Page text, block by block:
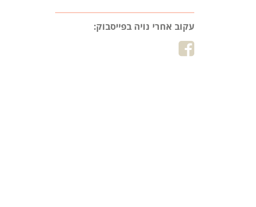
עקוב אחרי נויה בפייסבוק: